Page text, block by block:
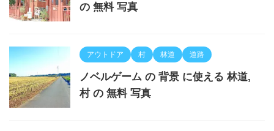
の 無料 写真
アウトドア 村 林道 道路
ノベルゲーム の 背景 に使える 林道,
村 の 無料 写真